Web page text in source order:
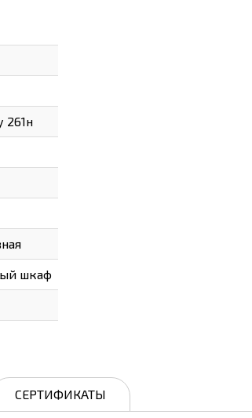
261н
шкаф
СЕРТИФИКАТЫ